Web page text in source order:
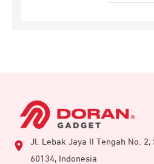
Jl. Lebak Jaya II Tengah No.
60134, Indonesia